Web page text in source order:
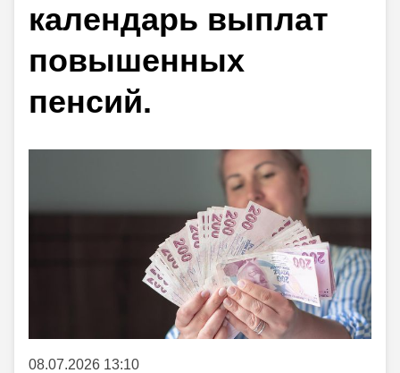
календарь выплат
повышенных
пенсий.
08.07.2026 13:10